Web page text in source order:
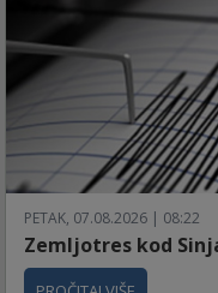
PETAK, 07.08.2026 | 08:22
Zemljotres kod